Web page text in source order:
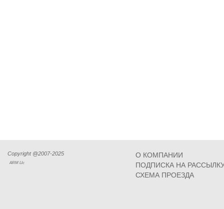
Copyright @2007-2025
ARM Llc
О КОМПАНИИ
ПОДПИСКА НА
СХЕМА ПРОЕЗДА